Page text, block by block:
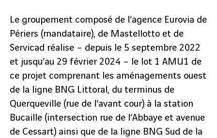
Le groupement composé de l’agence Eurovia de
Périers (mandataire), de Mastellotto et de
Servicad réalise – depuis le 5 septembre 2022
et jusqu’au 29 février 2024 – le lot 1 AMU1 de
ce projet comprenant les aménagements ouest
de la ligne BNG Littoral, du terminus de
Querqueville (rue de l’avant cour) à la station
Bucaille (intersection rue de l’Abbaye et avenue
de Cessart) ainsi que de la ligne BNG Sud de la